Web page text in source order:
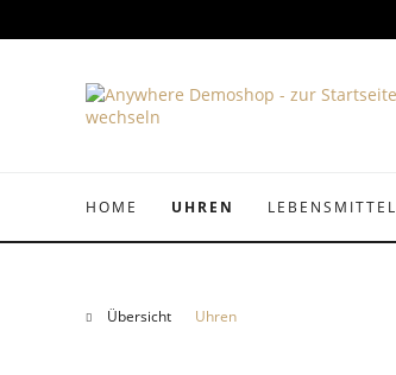
HOME UHREN LEBENSMITTEL
Übersicht Uhren